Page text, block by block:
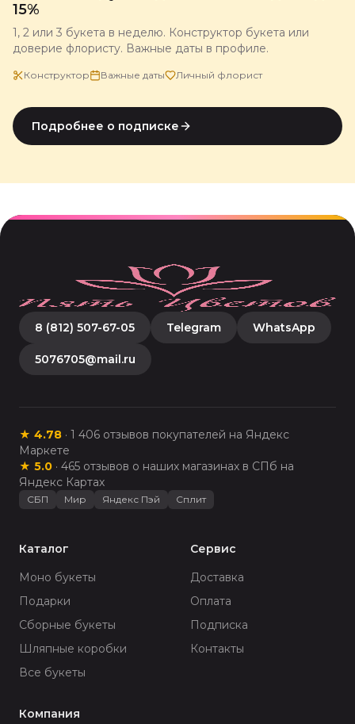
15%
1, 2 или 3 букета в неделю. Конструктор букета или
доверие флористу. Важные даты в профиле.
Конструктор Важные даты Личный флорист
Подробнее о подписке
8 (812) 507-67-05 Telegram WhatsApp
5076705@mail.ru
★ 4.78 · 1 406 отзывов покупателей на Яндекс
Маркете
★ 5.0 · 465 отзывов о наших магазинах в СПб на
Яндекс Картах
СБП Мир Яндекс Пэй Сплит
Каталог
Моно букеты
Подарки
Сборные букеты
Шляпные коробки
Все букеты
Сервис
Доставка
Оплата
Подписка
Контакты
Компания